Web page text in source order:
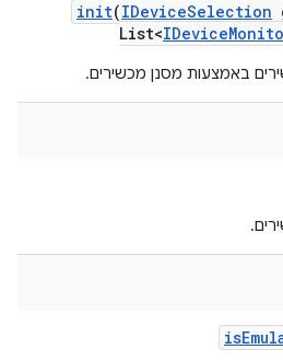
init(IDeviceSelection
List<IDevice
באמצעות מסנן מכשירים.
is